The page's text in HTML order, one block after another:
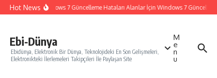
İçeriğe atla
Hot NewsWindows 7 Güncelleme Hataları Alanlar İçin Windows 7
Ebi-Dünya
Ebidünya, Elektronik Bir Dünya, Teknolojideki En Son Gelişmeleri,
Elektronikteki İlerlemeleri Takipçileri İle Paylaşan Site
M
e
n
u